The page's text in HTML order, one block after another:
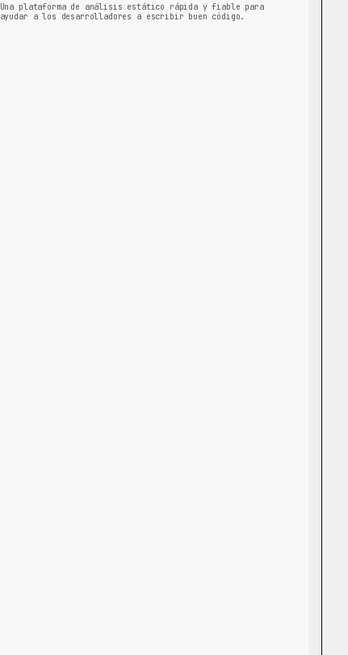
Una plataforma de análisis estático rápida y fiable para
ayudar a los desarrolladores a escribir buen código.